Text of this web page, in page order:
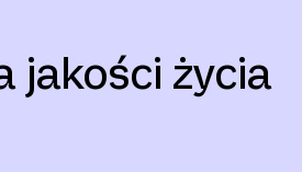
jakości życia